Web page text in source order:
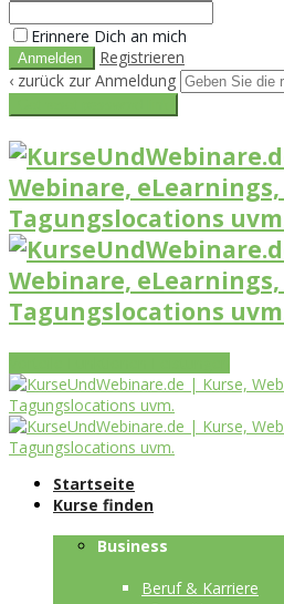
Erinnere Dich an mich
Registrieren
‹ zurück zur Anmeldung
Startseite
Kurse finden
Business
Beruf & Karriere